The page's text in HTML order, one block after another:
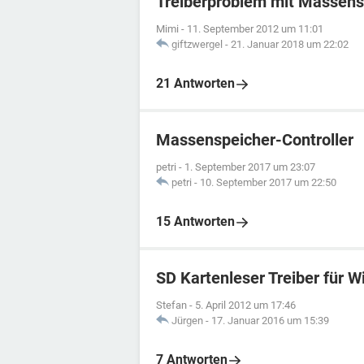
Mimi - 11. September 2012 um 11:01
giftzwergel - 21. Januar 2018 um 22:02
21 Antworten
Massenspeicher-Controller
petri - 1. September 2017 um 23:07
petri - 10. September 2017 um 22:50
15 Antworten
SD Kartenleser Treiber für
Stefan - 5. April 2012 um 17:46
Jürgen - 17. Januar 2016 um 15:39
7 Antworten